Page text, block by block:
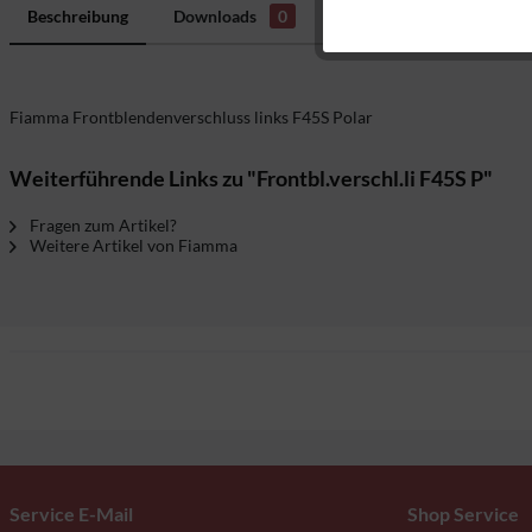
Beschreibung Downloads 0
Fiamma Frontblendenverschluss links F45S Polar
Weiterführende Links zu "Frontbl.verschl.li F45S P"
Fragen zum Artikel?
Weitere Artikel von Fiamma
Service E-Mail Shop Service